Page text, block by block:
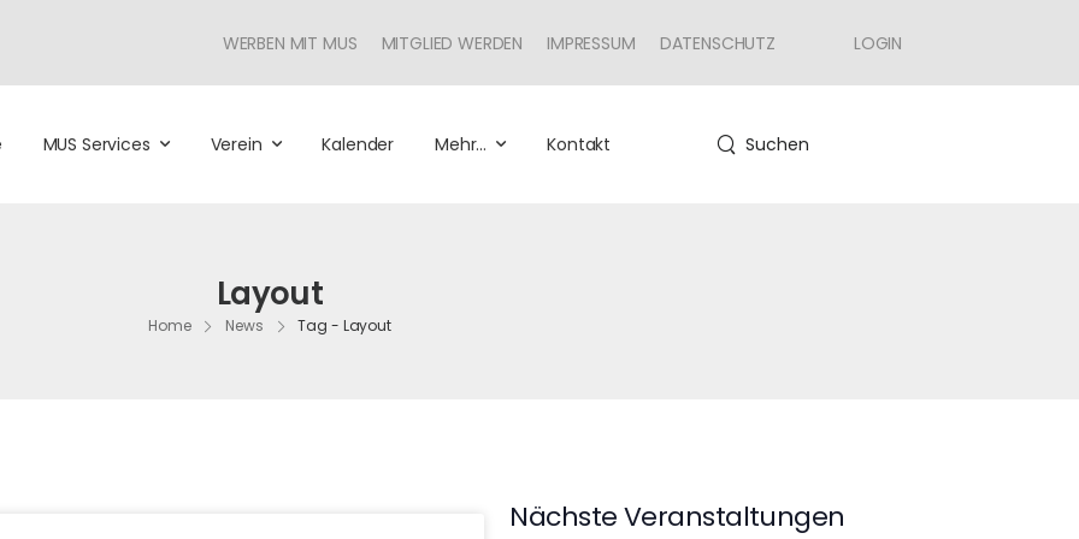
WERBEN MIT MUS MITGLIED WERDEN IMPRESSUM DATENSCHUTZ LOGIN
Suchen
MUS Services Verein Kalender Mehr… Kontakt
Layout
Home News Tag - Layout
Nächste Veranstaltungen